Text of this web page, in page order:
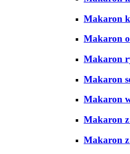
Makaron
Makaron
Makaron
Makaron
Makaron
Makaron z
Makaron